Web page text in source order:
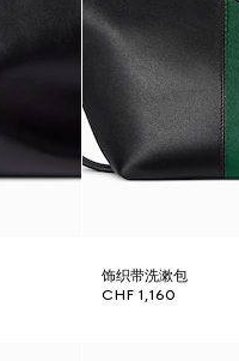
饰织带洗漱包
CHF 1,160